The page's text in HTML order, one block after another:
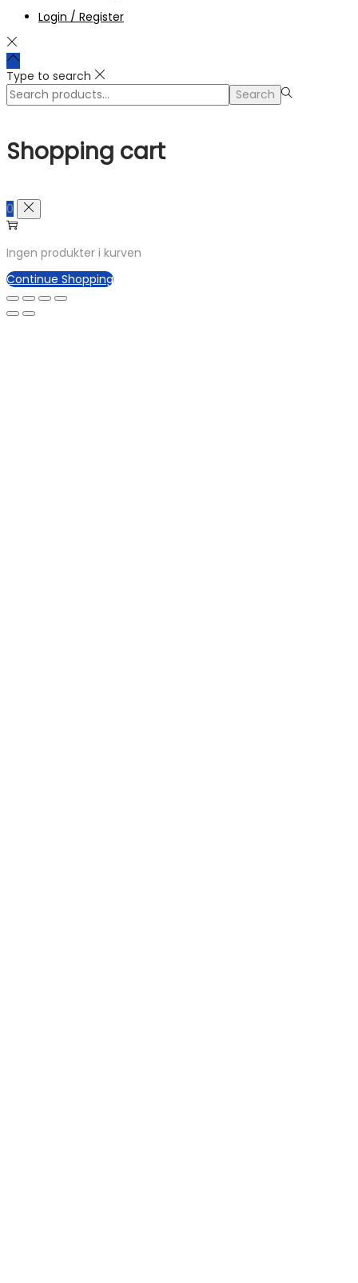
Login / Register
Type to search
Search
for:>
Search
Shopping cart
0
Ingen produkter i kurven
Continue Shopping